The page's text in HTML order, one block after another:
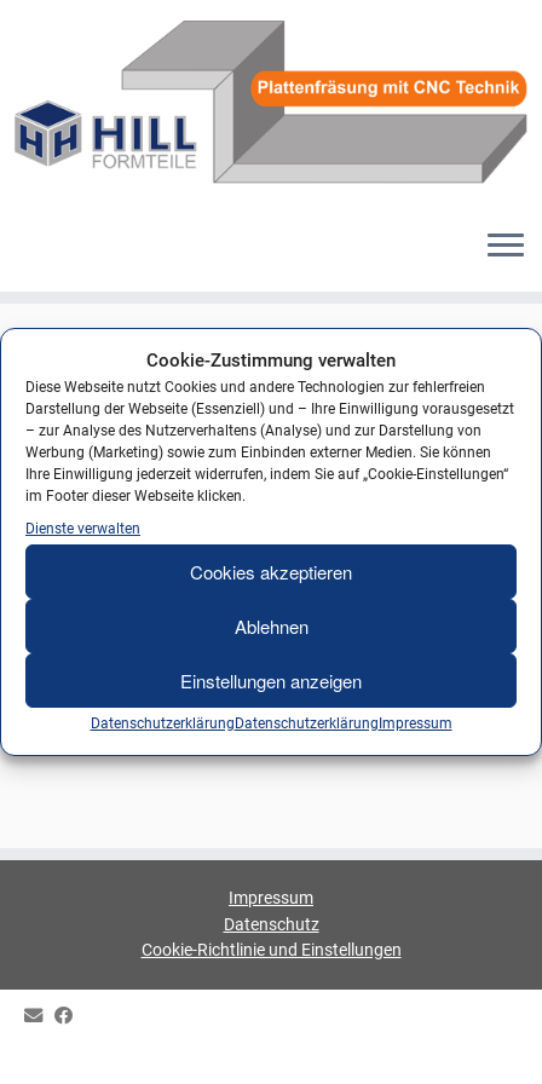
Cookie-Zustimmung verwalten
Diese Webseite nutzt Cookies und andere Technologien zur fehlerfreien
Darstellung der Webseite (Essenziell) und – Ihre Einwilligung vorausgesetzt
– zur Analyse des Nutzerverhaltens (Analyse) und zur Darstellung von
Werbung (Marketing) sowie zum Einbinden externer Medien. Sie können
Ihre Einwilligung jederzeit widerrufen, indem Sie auf „Cookie-Einstellungen“
im Footer dieser Webseite klicken.
Dienste verwalten
Cookies akzeptieren
Ablehnen
Einstellungen anzeigen
Datenschutzerklärung Datenschutzerklärung Impressum
InhaltLogo_nedaConsult
Veröffentlicht am 7. Dezember 2011mit den Abmessungen248 × 173in
Logo_nedaConsult.
← Vorheriges
Impressum
Datenschutz
Cookie-Richtlinie und Einstellungen